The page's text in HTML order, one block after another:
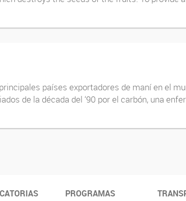
países exportadores de maní en el
de la década del ‘90 por el carbón, una
PROGRAMAS